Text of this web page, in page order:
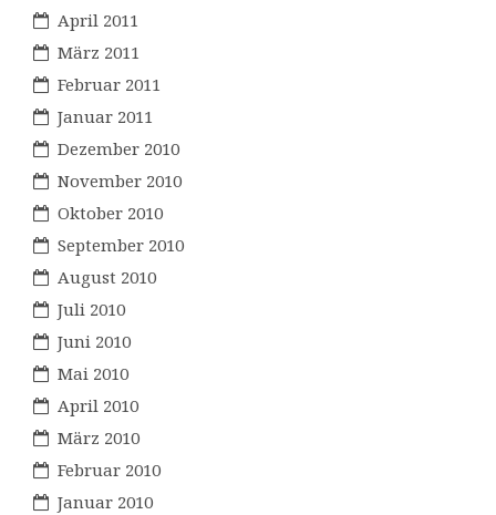
April 2011
März 2011
Februar 2011
Januar 2011
Dezember 2010
November 2010
Oktober 2010
September 2010
August 2010
Juli 2010
Juni 2010
Mai 2010
April 2010
März 2010
Februar 2010
Januar 2010